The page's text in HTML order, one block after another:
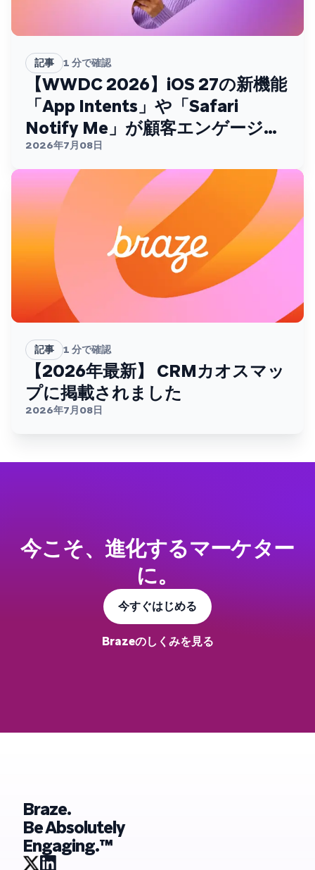
記事 1 分で確認
【WWDC 2026】iOS 27の新機能
「App Intents」や「Safari
Notify Me」が顧客エンゲージメ
ントを変える
2026年7月08日
記事 1 分で確認
【2026年最新】 CRMカオスマッ
プに掲載されました
2026年7月08日
今こそ、進化するマーケター
に。
今すぐはじめる
Brazeのしくみを見る
Braze.
Be Absolutely
Engaging.™